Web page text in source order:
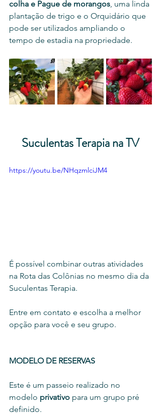
colha e Pague de morangos, uma linda
plantação de trigo e o Orquidário que
pode ser utilizados ampliando o
tempo de estadia na propriedade.
Suculentas Terapia na TV
https://youtu.be/NHqzmlciJM4
É possível combinar outras atividades
na Rota das Colônias no mesmo dia da
Suculentas Terapia.
Entre em contato e escolha a melhor
opção para você e seu grupo.
MODELO DE RESERVAS
Este é um passeio realizado no
modelo privativo para um grupo pré
definido.